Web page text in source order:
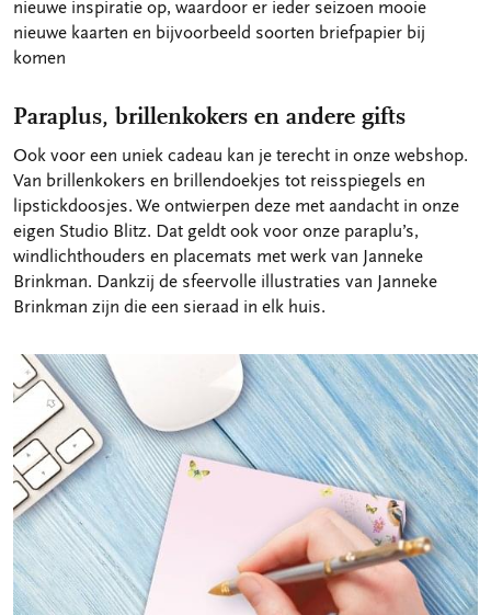
nieuwe inspiratie op, waardoor er ieder seizoen mooie
nieuwe kaarten en bijvoorbeeld soorten briefpapier bij
komen
Paraplus, brillenkokers en andere gifts
Ook voor een uniek cadeau kan je terecht in onze webshop.
Van brillenkokers en brillendoekjes tot reisspiegels en
lipstickdoosjes. We ontwierpen deze met aandacht in onze
eigen Studio Blitz. Dat geldt ook voor onze paraplu’s,
windlichthouders en placemats met werk van Janneke
Brinkman. Dankzij de sfeervolle illustraties van Janneke
Brinkman zijn die een sieraad in elk huis.